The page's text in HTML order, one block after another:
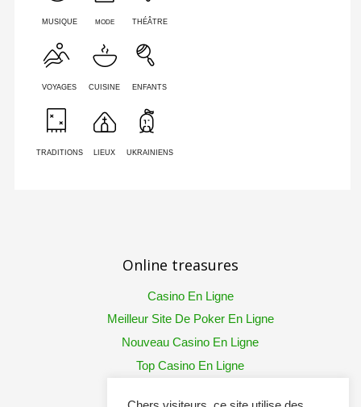
MUSIQUE MODE THÉÂTRE
VOYAGES CUISINE ENFANTS
TRADITIONS LIEUX UKRAINIENS
Online treasures
Casino En Ligne
Meilleur Site De Poker En Ligne
Nouveau Casino En Ligne
Top Casino En Ligne